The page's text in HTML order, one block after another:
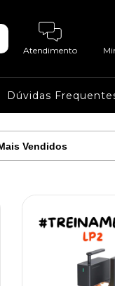
Atendimento
Dúvidas